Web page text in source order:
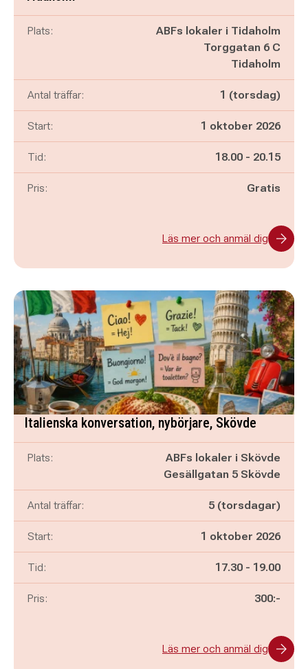
Plats:
ABFs lokaler i Tidaholm
Torggatan 6 C
Tidaholm
Antal träffar: 1 (torsdag)
Start: 1 oktober 2026
Tid: Pågår mellan
18.00 - och
20.15
Pris: Gratis
Läs mer och anmäl dig
Italienska konversation, nybörjare, Skövde
Plats:
ABFs lokaler i Skövde
Gesällgatan 5 Skövde
Antal träffar: 5 (torsdagar)
Start: 1 oktober 2026
Tid: Pågår mellan
17.30 - och
19.00
Pris: 300:-
Läs mer och anmäl dig